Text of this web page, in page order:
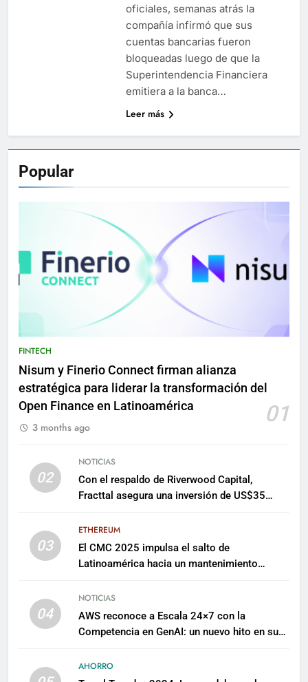
oficiales, semanas atrás la
compañía infirmó que sus
cuentas bancarias fueron
bloqueadas luego de que la
Superintendencia Financiera
emitiera a la banca…
Leer más
Popular
FINTECH
Nisum y Finerio Connect firman alianza
estratégica para liderar la transformación del
Open Finance en Latinoamérica
01
3 months ago
02
NOTICIAS
Con el respaldo de Riverwood Capital,
Fracttal asegura una inversión de US$35
03
ETHEREUM
El CMC 2025 impulsa el salto de
Latinoamérica hacia un mantenimiento
04
NOTICIAS
AWS reconoce a Escala 24×7 con la
Competencia en GenAI: un nuevo hito en su
AHORRO